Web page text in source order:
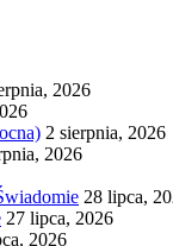
2026
2 sierpnia, 2026
2026
28 lipca,
27 lipca, 2026
2026